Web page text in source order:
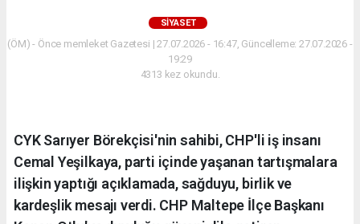
SIYASET
(ÖM) - Önce memleket Gazetesi | 27.07.2026 - 16:47, Güncelleme: 27.07.2026 -
19:29
4313 kez okundu.
CYK Sarıyer Börekçisi'nin sahibi, CHP'li iş insanı
Cemal Yeşilkaya, parti içinde yaşanan tartışmalara
ilişkin yaptığı açıklamada, sağduyu, birlik ve
kardeşlik mesajı verdi. CHP Maltepe İlçe Başkanı